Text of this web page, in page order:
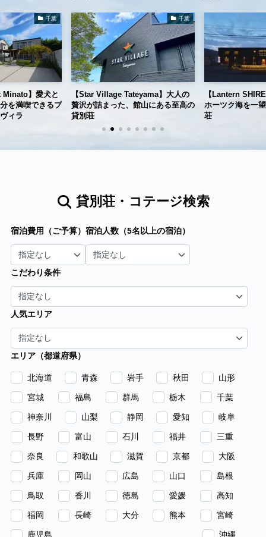
千葉
】愛犬と
を満喫できるプ
ィラ
千葉
【Star Village Tateyama】大人の
贅沢が詰まった、館山にある至高の
貸別荘
【Lantern
ホーツク海を一
荘
貸別荘・コテージ検索
宿泊費用（ご予算） 宿泊人数（5名以上の宿泊）
こだわり条件
人気エリア
エリア（都道府県）
北海道 青森 岩手 秋田 山形
宮城 福島 群馬 栃木 千葉
神奈川 山梨 静岡 愛知 岐阜
長野 富山 石川 福井 三重
奈良 和歌山 滋賀 京都 大阪
兵庫 岡山 広島 山口 島根
鳥取 香川 徳島 愛媛 高知
福岡 長崎 大分 熊本 宮崎
鹿児島 沖縄